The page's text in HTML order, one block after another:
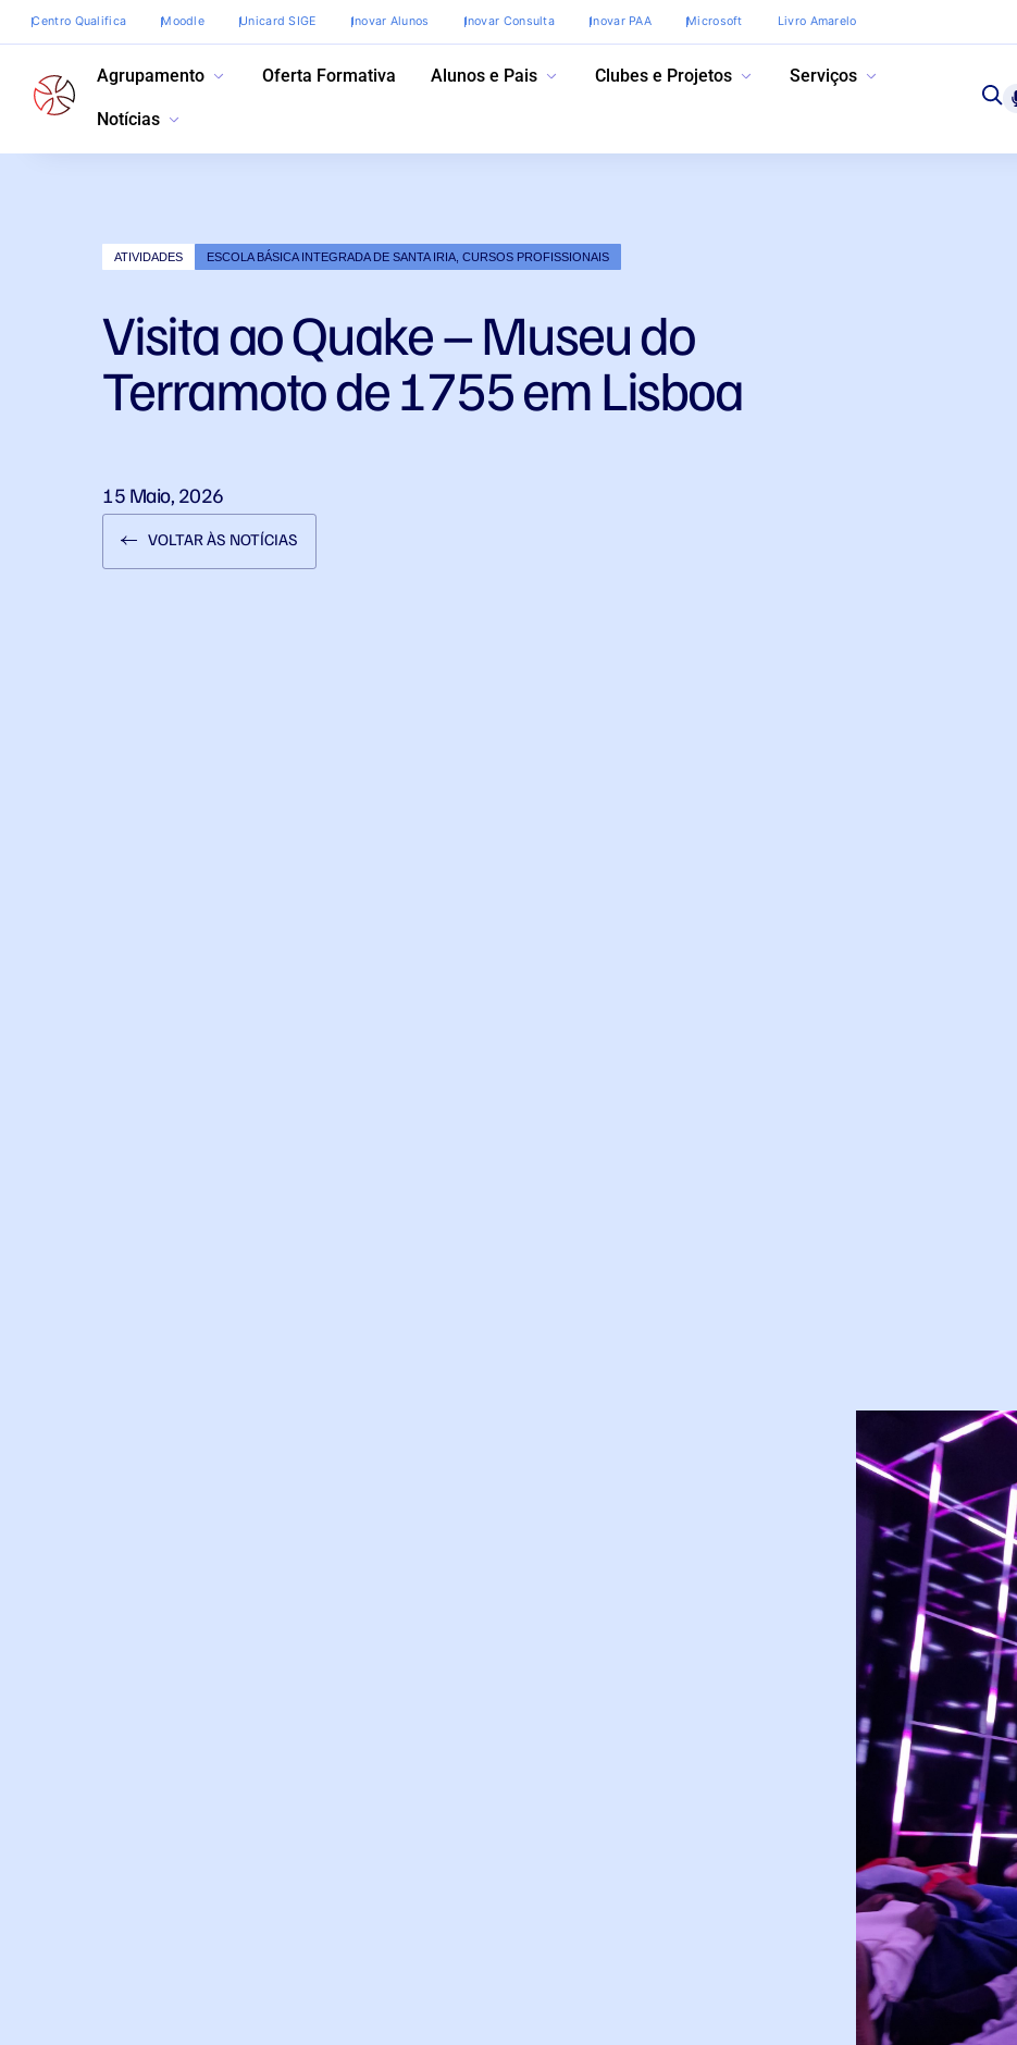
Centro Qualifica Moodle Unicard SIGE Inovar Alunos Inovar Consulta Inovar PAA Microsoft Livro Amarelo
Agrupamento Oferta Formativa Alunos e Pais Clubes e Projetos Serviços
Notícias
ATIVIDADES ESCOLA BÁSICA INTEGRADA DE SANTA IRIA, CURSOS PROFISSIONAIS
Visita ao Quake – Museu do
Terramoto de 1755 em Lisboa
15 Maio, 2026
VOLTAR ÀS NOTÍCIAS